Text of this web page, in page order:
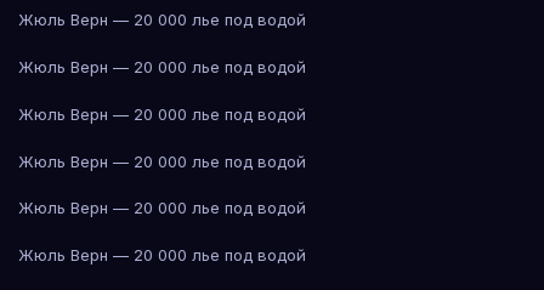
Жюль Верн — 20 000 лье под водой
Жюль Верн — 20 000 лье под водой
Жюль Верн — 20 000 лье под водой
Жюль Верн — 20 000 лье под водой
Жюль Верн — 20 000 лье под водой
Жюль Верн — 20 000 лье под водой